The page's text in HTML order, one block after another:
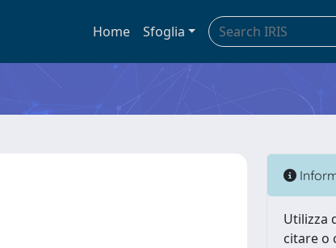
Home Sfoglia
Utilizza
citare o